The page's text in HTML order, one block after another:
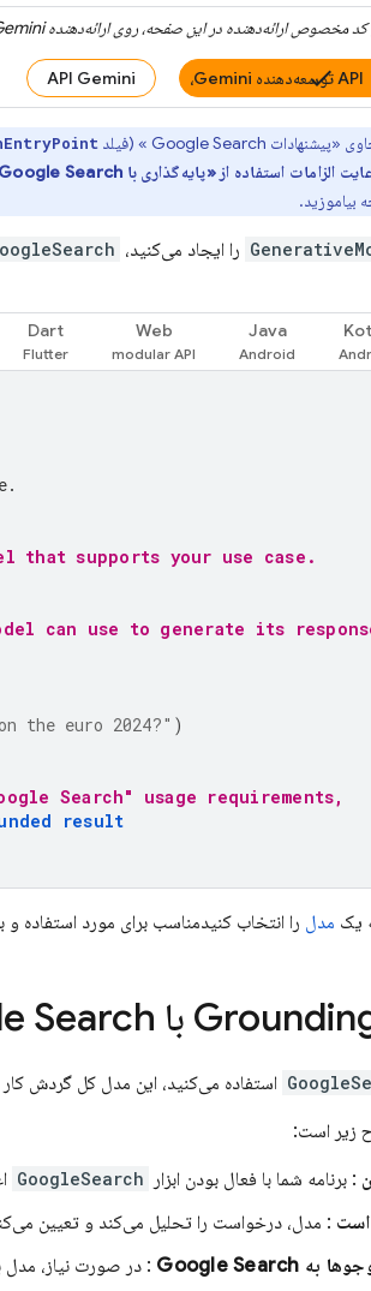
کد مخصوص ارائه‌دهنده در این صفحه، روی ارائه‌دهنده
API توسعه‌دهنده Gemini، API Gemini
«پیشنهادات Google Search » (فیلد
الزامات استفاده از «پایه‌گذاری با Google Search
بیاموزید.
را ایجاد می‌کنید،
Java
Web
Dart
that supports your use case.
can use to generate its
the euro 2024?" )
Search" usage requirements,
result
یک مدل را انتخاب کنیدمناسب برای مورد استفاده و
Search
استفاده می‌کنید، این مدل کل گردش
زیر است:
: برنامه شما با فعال بودن ابزار GoogleSearch
: مدل، درخواست را تحلیل می‌کند و تعیین
به Google Search : در صورت نیاز،